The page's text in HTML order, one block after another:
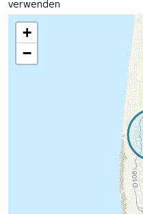
verwenden
+
−